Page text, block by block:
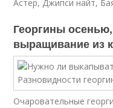
Астер, Джипси найт,
Георгины
выращивание из
Очаровательные